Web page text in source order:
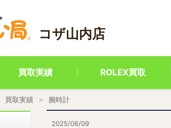
コザ山内店
買取実績 ROLEX買取
買取実績 腕時計
2025/06/09